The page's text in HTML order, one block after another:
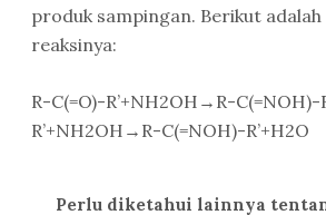
produk sampingan. Berikut
reaksinya:
R-C(=O)-R’+NH2OH→R-C(=NOH)-
R’+NH2OH → R-C(=NOH)-R’+H2O
Perlu diketahui lainnya